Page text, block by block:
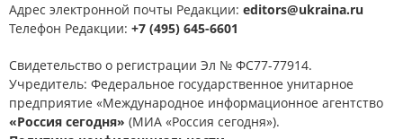
Адрес электронной почты Редакции: editors@ukraina.ru
Телефон Редакции: +7 (495) 645-6601
Свидетельство о регистрации Эл № ФС77-77914.
Учредитель: Федеральное государственное унитарное
предприятие «Международное информационное агентство
«Россия сегодня» (МИА «Россия сегодня»).